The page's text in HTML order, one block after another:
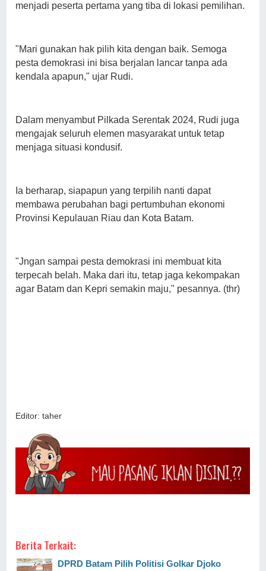
menjadi peserta pertama yang tiba di lokasi pemilihan.
"Mari gunakan hak pilih kita dengan baik. Semoga
pesta demokrasi ini bisa berjalan lancar tanpa ada
kendala apapun," ujar Rudi.
Dalam menyambut Pilkada Serentak 2024, Rudi juga
mengajak seluruh elemen masyarakat untuk tetap
menjaga situasi kondusif.
Ia berharap, siapapun yang terpilih nanti dapat
membawa perubahan bagi pertumbuhan ekonomi
Provinsi Kepulauan Riau dan Kota Batam.
"Jngan sampai pesta demokrasi ini membuat kita
terpecah belah. Maka dari itu, tetap jaga kekompakan
agar Batam dan Kepri semakin maju," pesannya. (thr)
Editor: taher
Berita Terkait:
DPRD Batam Pilih Politisi Golkar Djoko